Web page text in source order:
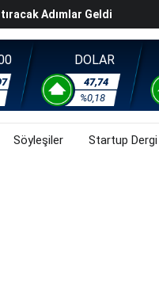
Adımlar Geldi
Sukuk Ihraç Etti
Tarım Dışı Istihdam
Geçti
DOLAR
47,74
%0,18
Söyleşiler Startup Dergi